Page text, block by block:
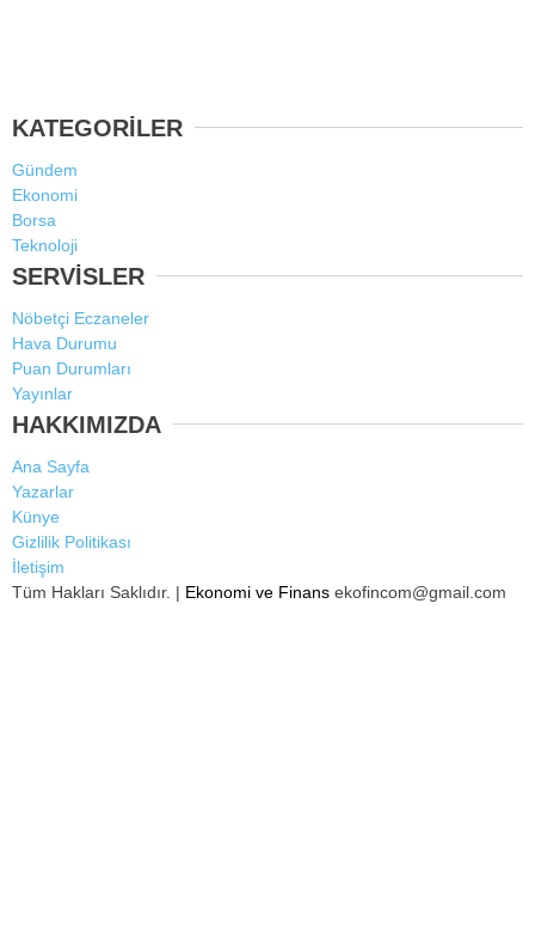
KATEGORİLER
Gündem
Ekonomi
Borsa
Teknoloji
SERVİSLER
Nöbetçi Eczaneler
Hava Durumu
Puan Durumları
Yayınlar
HAKKIMIZDA
Ana Sayfa
Yazarlar
Künye
Gizlilik Politikası
İletişim
Tüm Hakları Saklıdır. | Ekonomi ve Finans ekofincom@gmail.com